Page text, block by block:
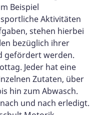
Beispiel
Aktivitäten
stehen hierbei
bezüglich ihrer
gefördert werden.
Jeder hat eine
Zutaten, über
hin zum Abwasch.
und nach erledigt.